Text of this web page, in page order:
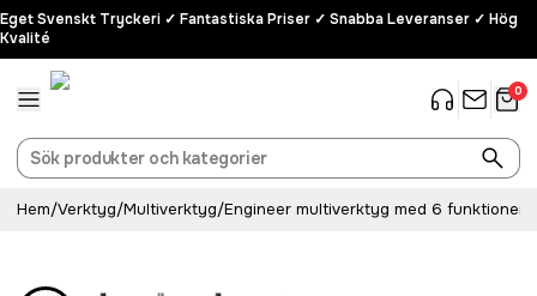
Eget Svenskt Tryckeri ✓ Fantastiska Priser ✓ Snabba Leveranser ✓ Hög
Kvalité
0
Hem/Verktyg/Multiverktyg/Engineer multiverktyg med 6 funktioner